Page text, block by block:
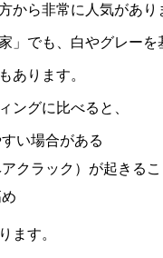
から非常に人気があり
」でも、白やグレー
あります。
ングに比べると、
い場合がある
クラック）が起きる
ます。